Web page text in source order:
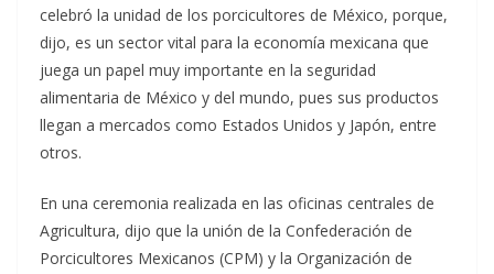
celebró la unidad de los porcicultores de México, porque,
dijo, es un sector vital para la economía mexicana que
juega un papel muy importante en la seguridad
alimentaria de México y del mundo, pues sus productos
llegan a mercados como Estados Unidos y Japón, entre
otros.
En una ceremonia realizada en las oficinas centrales de
Agricultura, dijo que la unión de la Confederación de
Porcicultores Mexicanos (CPM) y la Organización de